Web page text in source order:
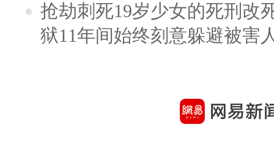
抢劫刺死19岁少女的死刑改
狱11年间始终刻意躲避被害